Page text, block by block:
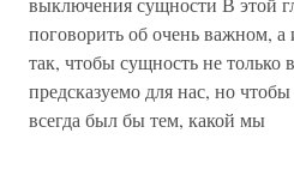
поговорить об очень важном, а
так, чтобы сущность не только
предсказуемо для нас, но
всегда был бы тем, какой мы